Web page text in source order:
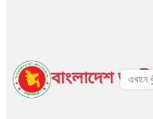
বাংলাদেশ